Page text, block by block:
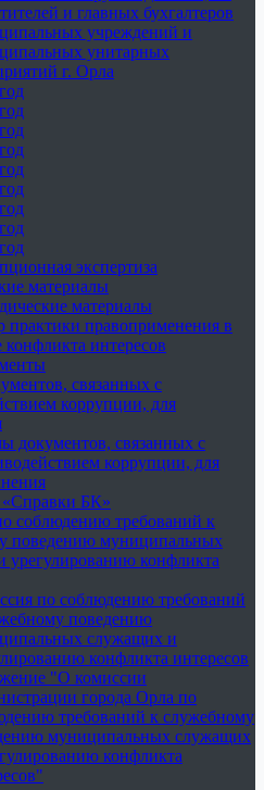
и главных бухгалтеров
учреждений и
унитарных
г. Орла
экспертиза
материалы
материалы
практики правоприменения в
конфликта интересов
связанных с
коррупции, для
документов, связанных с
коррупции, для
БК»
соблюдению требований к
поведению муниципальных
урегулированию конфликта
по соблюдению требований
поведению
служащих и
конфликта интересов
"О комиссии
города Орла по
требований к служебному
муниципальных служащих
конфликта